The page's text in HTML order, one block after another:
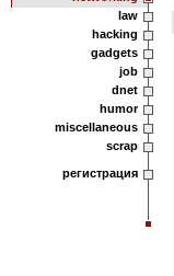
law
hacking
gadgets
job
dnet
humor
miscellaneous
scrap
регистрация